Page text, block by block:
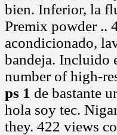
bien. Inferior, la
Premix powder ..
acondicionado,
bandeja. Incluido
number of high-
ps 1 de bastante
hola soy tec.
they. 422 views